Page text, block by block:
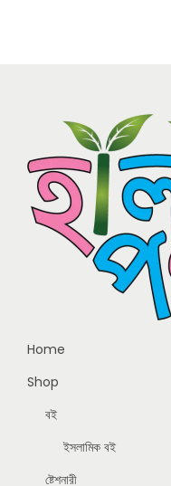
Home
Shop
বই
ইসলামিক বই
ষ্টেশনারী